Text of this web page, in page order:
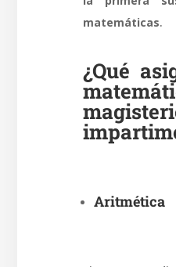
matemáticas.
¿Qué
Aritmética